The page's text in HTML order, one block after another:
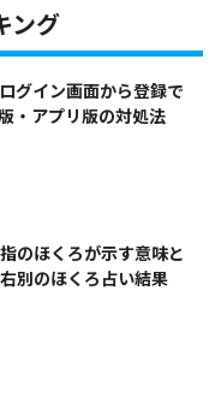
ング
グイン画面から登録で
・アプリ版の対処法
のほくろが示す意味と
別のほくろ占い結果